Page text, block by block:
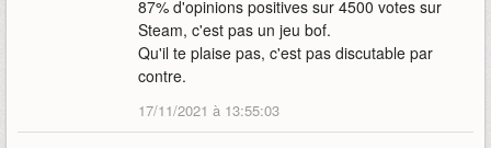
87% d'opinions positives sur 4500 votes sur
Steam, c'est pas un jeu bof.
Qu'il te plaise pas, c'est pas discutable par
contre.
17/11/2021 à 13:55:03